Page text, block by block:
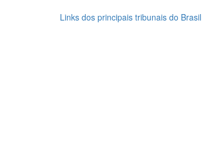
Links dos principais tribunais do Brasil